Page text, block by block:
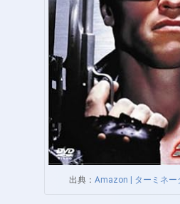
出典：Amazon | ターミネー